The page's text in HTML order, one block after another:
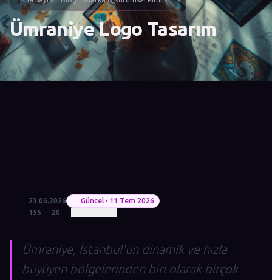
Ümraniye Logo Tasarım
23.06.2026
Güncel · 11 Tem 2026
155
20
Ümraniye, İstanbul'un dinamik ve hızla
büyüyen bölgelerinden biri olarak birçok